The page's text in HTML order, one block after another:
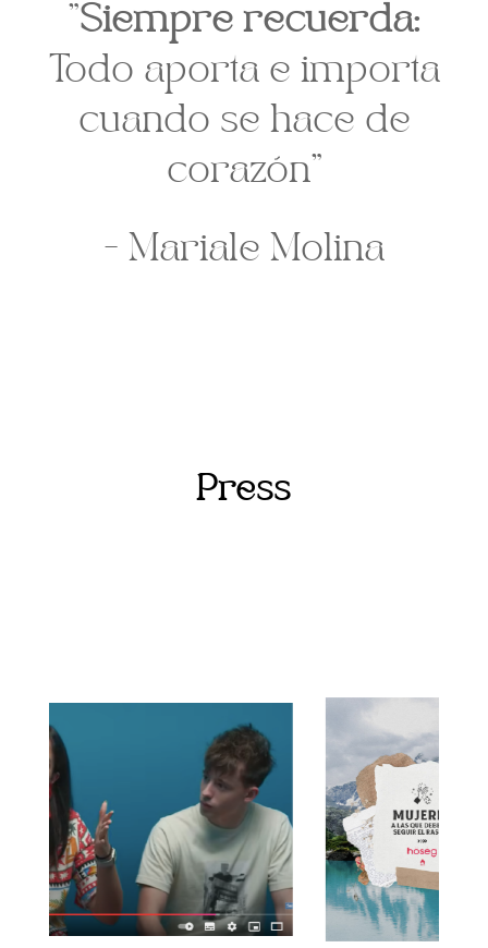
"Siempre recuerda:
Todo aporta e importa
cuando se hace de
corazón"
- Mariale Molina
Press